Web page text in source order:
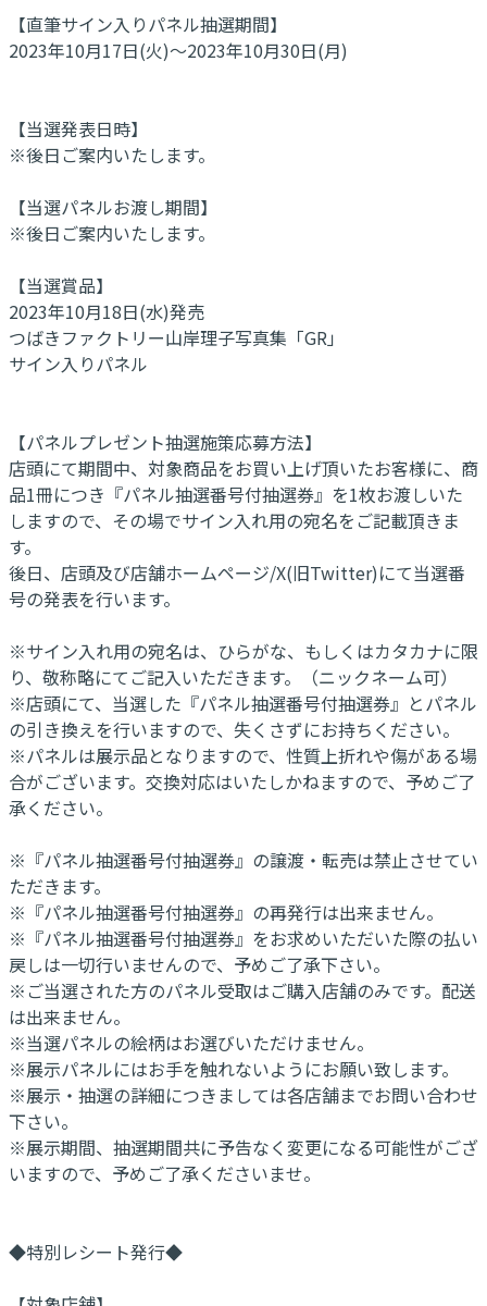
【直筆サイン入りパネル抽選期間】
2023年10月17日(火)～2023年10月30日(月)
【当選発表日時】
※後日ご案内いたします。
【当選パネルお渡し期間】
※後日ご案内いたします。
【当選賞品】
2023年10月18日(水)発売
つばきファクトリー山岸理子写真集「GR」
サイン入りパネル
【パネルプレゼント抽選施策応募方法】
店頭にて期間中、対象商品をお買い上げ頂いたお客様に、商
品1冊につき『パネル抽選番号付抽選券』を1枚お渡しいた
しますので、その場でサイン入れ用の宛名をご記載頂きま
す。
後日、店頭及び店舗ホームページ/X(旧Twitter)にて当選番
号の発表を行います。
※サイン入れ用の宛名は、ひらがな、もしくはカタカナに限
り、敬称略にてご記入いただきます。（ニックネーム可）
※店頭にて、当選した『パネル抽選番号付抽選券』とパネル
の引き換えを行いますので、失くさずにお持ちください。
※パネルは展示品となりますので、性質上折れや傷がある場
合がございます。交換対応はいたしかねますので、予めご了
承ください。
※『パネル抽選番号付抽選券』の譲渡・転売は禁止させてい
ただきます。
※『パネル抽選番号付抽選券』の再発行は出来ません。
※『パネル抽選番号付抽選券』をお求めいただいた際の払い
戻しは一切行いませんので、予めご了承下さい。
※ご当選された方のパネル受取はご購入店舗のみです。配送
は出来ません。
※当選パネルの絵柄はお選びいただけません。
※展示パネルにはお手を触れないようにお願い致します。
※展示・抽選の詳細につきましては各店舗までお問い合わせ
下さい。
※展示期間、抽選期間共に予告なく変更になる可能性がござ
いますので、予めご了承くださいませ。
◆特別レシート発行◆